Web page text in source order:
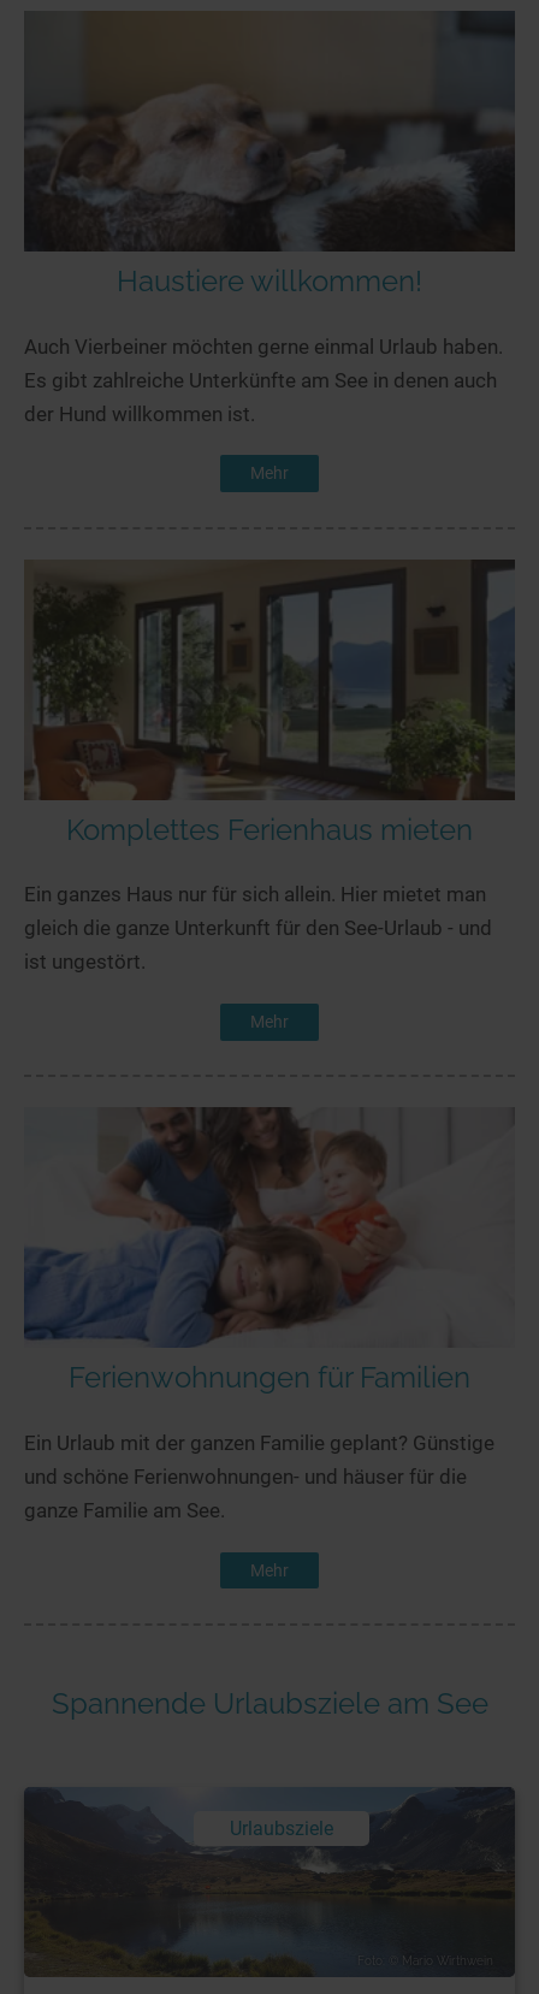
Haustiere willkommen!
Auch Vierbeiner möchten gerne einmal Urlaub haben.
Es gibt zahlreiche Unterkünfte am See in denen auch
der Hund willkommen ist.
Mehr
Komplettes Ferienhaus mieten
Ein ganzes Haus nur für sich allein. Hier mietet man
gleich die ganze Unterkunft für den See-Urlaub - und
ist ungestört.
Mehr
Ferienwohnungen für Familien
Ein Urlaub mit der ganzen Familie geplant? Günstige
und schöne Ferienwohnungen- und häuser für die
ganze Familie am See.
Mehr
Spannende Urlaubsziele am See
Urlaubsziele
Foto: © Mario Wirthwein